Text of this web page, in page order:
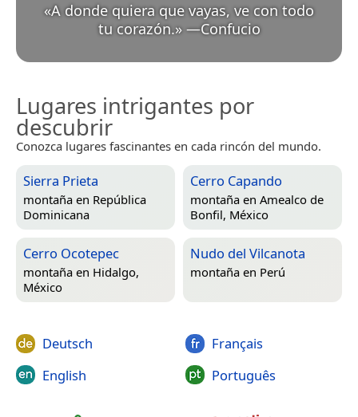
«A donde quiera que vayas, ve con todo
tu corazón.» —Confucio
Lugares intrigantes por
descubrir
Conozca lugares fascinantes en cada rincón del mundo.
Sierra Prieta
montaña en República
Dominicana
Cerro Capando
montaña en Amealco de
Bonfil, México
Cerro Ocotepec
montaña en Hidalgo,
México
Nudo del Vilcanota
montaña en Perú
Deutsch
English
Français
Português